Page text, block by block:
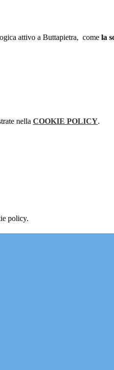
attivo a Buttapietra, come la
nella COOKIE POLICY.
policy.